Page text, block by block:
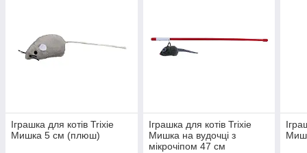
Іграшка для котів Trixie
Мишка 5 см (плюш)
Іграшка для котів Trixie
Мишка на вудочці з
мікрочіпом 47 см